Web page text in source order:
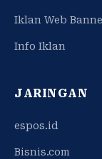
Iklan Web
Info Iklan
JARINGAN
espos.id
Bisnis.com